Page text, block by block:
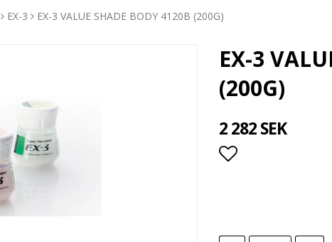
EX-3 EX-3 VALUE SHADE BODY 4120B (200G)
EX-3
(200G)
2 282 SEK